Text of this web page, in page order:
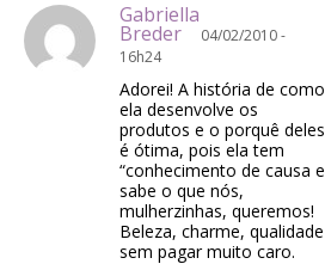
Gabriella
Breder
04/02/2010 -
16h24
Adorei! A história de como
ela desenvolve os
produtos e o porquê deles
é ótima, pois ela tem
“conhecimento de causa e
sabe o que nós,
mulherzinhas, queremos!
Beleza, charme, qualidade
sem pagar muito caro.